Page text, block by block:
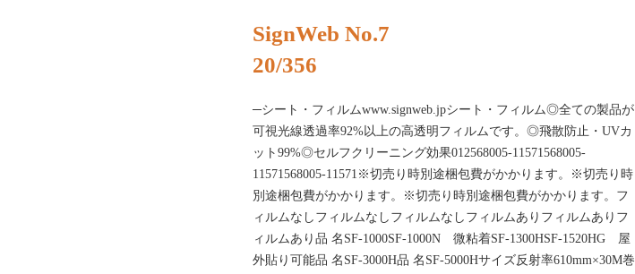
SignWeb No.7
20/356
─シート・フィルムwww.signweb.jpシート・フィルム◎全ての製品が
可視光線透過率92%以上の高透明フィルムです。◎飛散防止・UVカ
ット99%◎セルフクリーニング効果012568005-11571568005-
11571568005-11571※切売り時別途梱包費がかかります。※切売り時
別途梱包費がかかります。※切売り時別途梱包費がかかります。フ
ィルムなしフィルムなしフィルムなしフィルムありフィルムありフ
ィルムあり品 名SF-1000SF-1000N 微粘着SF-1300HSF-1520HG 屋
外貼り可能品 名SF-3000H品 名SF-5000Hサイズ反射率610mm×30M巻